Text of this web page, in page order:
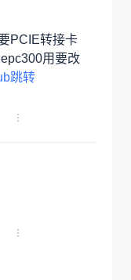
PCIE转接卡
用要改
跳转